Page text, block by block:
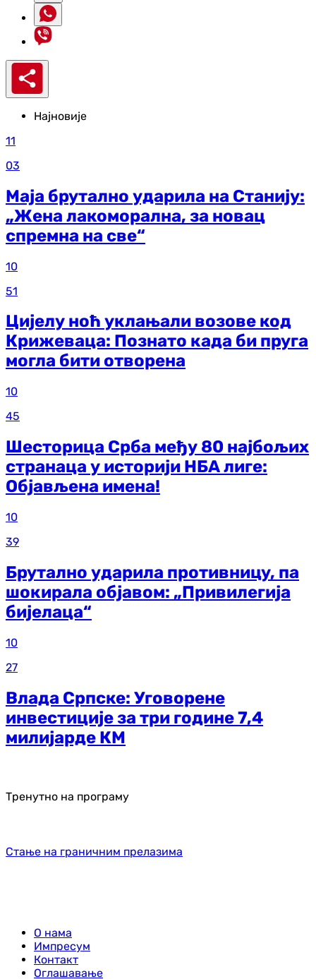
Најновије
11
03
Маја брутално ударила на Станију:
„Жена лакоморална, за новац
спремна на све“
10
51
Цијелу ноћ уклањали возове код
Крижеваца: Познато када би пруга
могла бити отворена
10
45
Шесторица Срба међу 80 најбољих
странаца у историји НБА лиге:
Објављена имена!
10
39
Брутално ударила противницу, па
шокирала објавом: „Привилегија
бијелаца“
10
27
Влада Српске: Уговорене
инвестиције за три године 7,4
милијарде КМ
Тренутно на програму
Стање на граничним прелазима
О нама
Импресум
Контакт
Оглашавање